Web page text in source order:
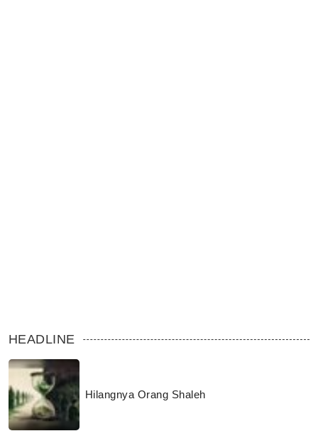
HEADLINE
Hilangnya Orang Shaleh